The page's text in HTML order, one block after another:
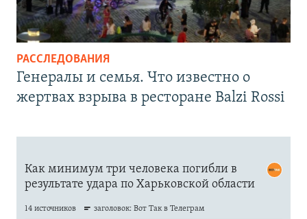
РАССЛЕДОВАНИЯ
Генералы и семья. Что известно о
жертвах взрыва в ресторане Balzi Rossi